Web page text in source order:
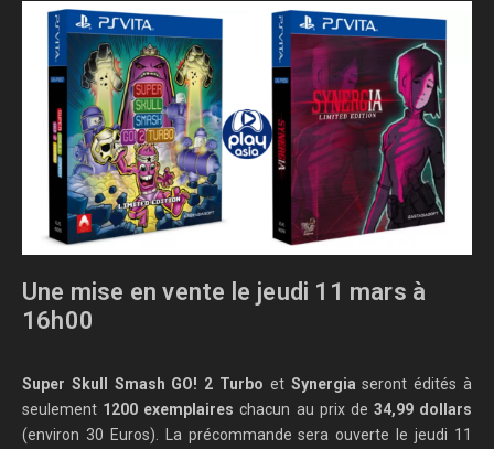
Une mise en vente le jeudi 11 mars à
16h00
Super Skull Smash GO! 2 Turbo et Synergiaseront édités à
seulement 1200 exemplaires chacun au prix de 34,99 dollars
(environ 30 Euros). La précommande sera ouverte le jeudi 11